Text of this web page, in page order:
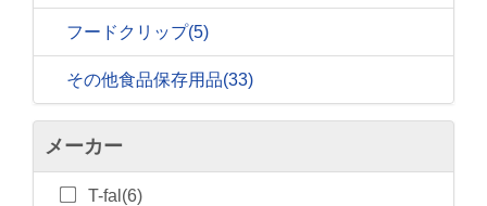
フードクリップ(5)
その他食品保存用品(33)
メーカー
T-fal(6)